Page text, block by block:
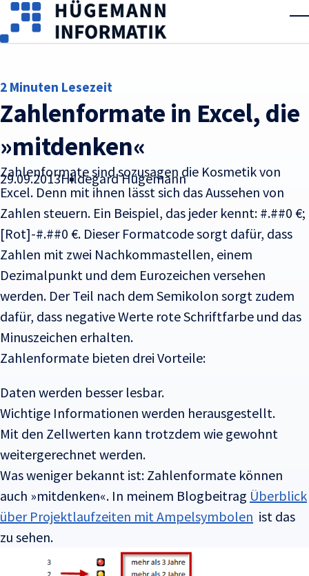
Skip to main content
2 Minuten Lesezeit
Zahlenformate in Excel, die
»mitdenken«
29.09.2013Hildegard Hügemann
Zahlenformate sind sozusagen die Kosmetik von
Excel. Denn mit ihnen lässt sich das Aussehen von
Zahlen steuern. Ein Beispiel, das jeder kennt: #.##0 €;
[Rot]-#.##0 €. Dieser Formatcode sorgt dafür, dass
Zahlen mit zwei Nachkommastellen, einem
Dezimalpunkt und dem Eurozeichen versehen
werden. Der Teil nach dem Semikolon sorgt zudem
dafür, dass negative Werte rote Schriftfarbe und das
Minuszeichen erhalten.
Zahlenformate bieten drei Vorteile:
Daten werden besser lesbar.
Wichtige Informationen werden herausgestellt.
Mit den Zellwerten kann trotzdem wie gewohnt
weitergerechnet werden.
Was weniger bekannt ist: Zahlenformate können
auch »mitdenken«. In meinem Blogbeitrag Überblick
über Projektlaufzeiten mit Ampelsymbolen ist das
zu sehen.